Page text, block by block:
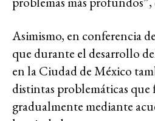
Asimismo, en conferencia
que durante el desarrollo
en la Ciudad de México
distintas problemáticas
gradualmente mediante